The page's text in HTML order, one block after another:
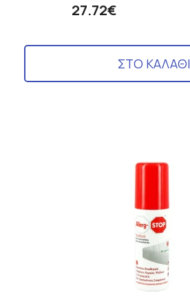
27.72€
ΣΤΟ ΚΑΛΑΘΙ